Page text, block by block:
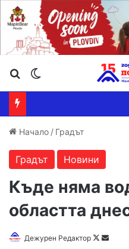
Търсене ...
Начало / Градът
Градът Новини
Къде няма
областта
Дежурен Редактор
Follow
Send